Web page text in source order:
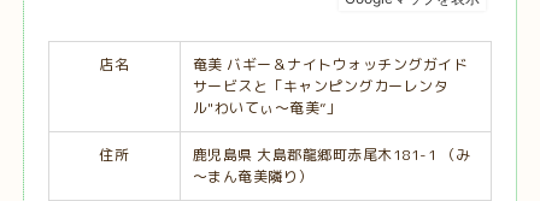
店名
奄美 バギー＆ナイトウォッチングガイド
サービスと「キャンピングカーレンタ
ル"わいてぃ～奄美”」
住所
鹿児島県 大島郡龍郷町赤尾木181-1 （み
～まん奄美隣り）